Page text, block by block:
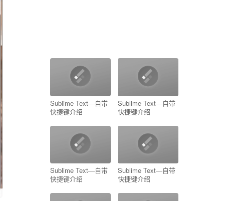
Sublime Text—自带
快捷键介绍
Sublime Text—自带
快捷键介绍
Sublime Text—自带
快捷键介绍
Sublime Text—自带
快捷键介绍